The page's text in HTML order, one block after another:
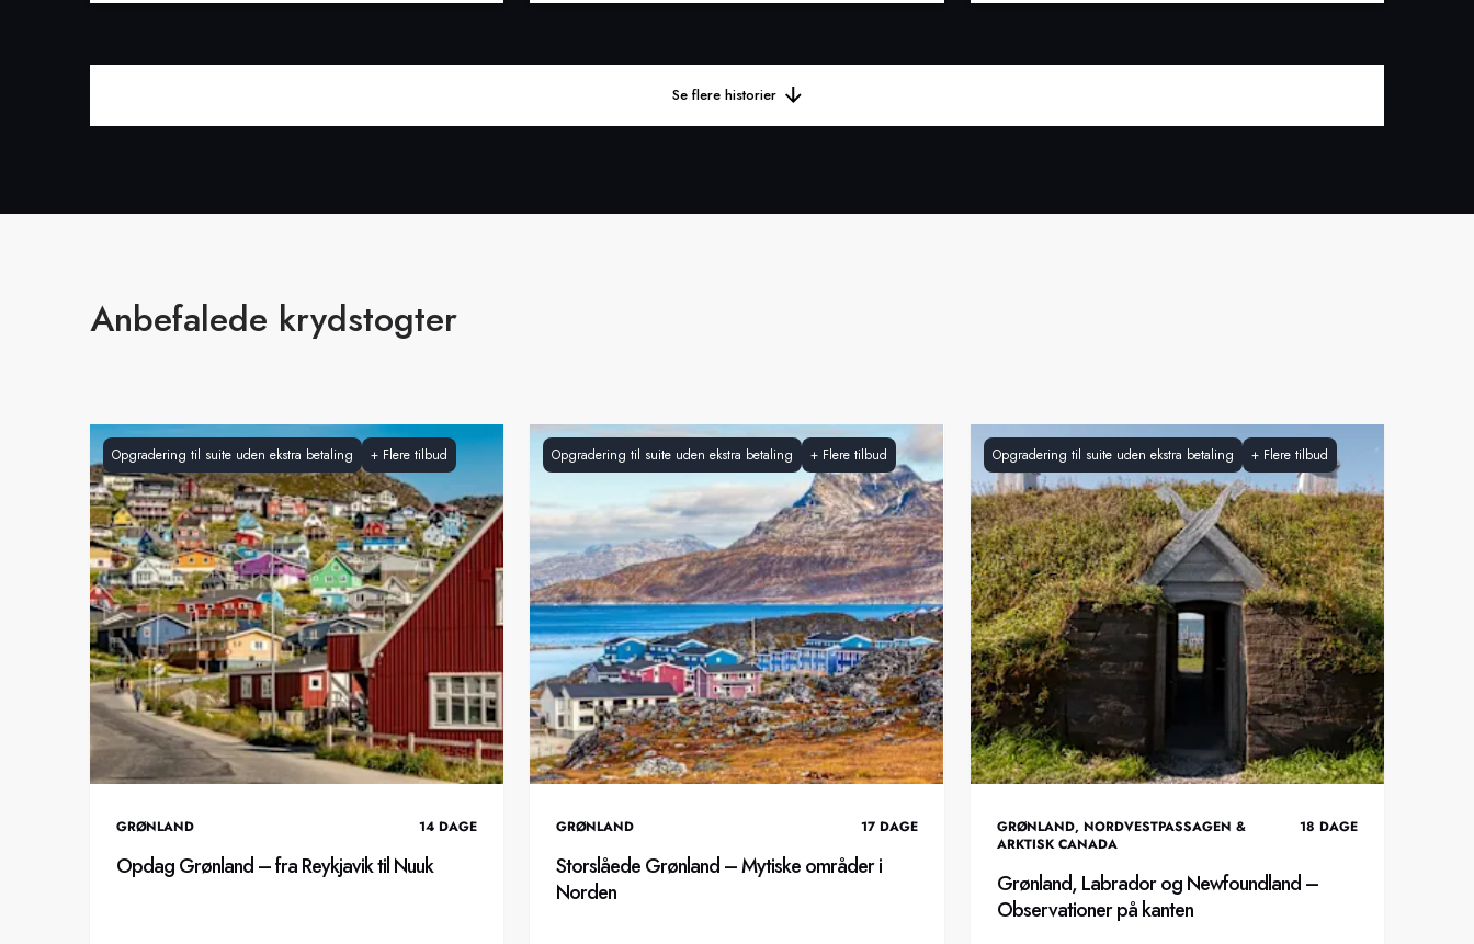
Se flere historier
Anbefalede krydstogter
Opgradering til suite uden ekstra betaling + Flere tilbud
GRØNLAND 14 DAGE
Opdag Grønland – fra Reykjavik til Nuuk
Opgradering til suite uden ekstra betaling + Flere tilbud
GRØNLAND 17 DAGE
Storslåede Grønland – Mytiske områder i
Norden
Opgradering til suite uden ekstra betaling + Flere tilbud
GRØNLAND, NORDVESTPASSAGEN &
ARKTISK CANADA
18 DAGE
Grønland, Labrador og Newfoundland –
Observationer på kanten